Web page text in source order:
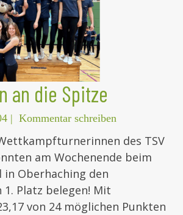
an die Spitze
| Kommentar schreiben
des TSV
am Wochenende beim
in Oberhaching den
Platz belegen! Mit
von 24 möglichen Punkten